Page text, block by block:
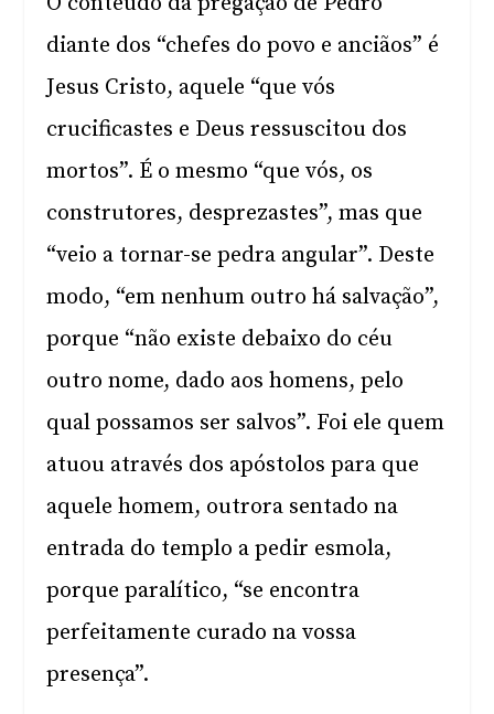
diante dos “chefes do povo e anciãos” é
Jesus Cristo, aquele “que vós
crucificastes e Deus ressuscitou dos
mortos”. É o mesmo “que vós, os
construtores, desprezastes”, mas que
“veio a tornar-se pedra angular”. Deste
modo, “em nenhum outro há salvação”,
porque “não existe debaixo do céu
outro nome, dado aos homens, pelo
qual possamos ser salvos”. Foi ele quem
atuou através dos apóstolos para que
aquele homem, outrora sentado na
entrada do templo a pedir esmola,
porque paralítico, “se encontra
perfeitamente curado na vossa
presença”.